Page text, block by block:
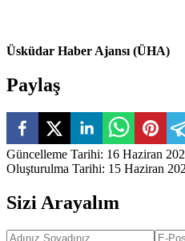
Üsküdar Haber Ajansı (ÜHA)
Paylaş
Güncelleme Tarihi: 16 Haziran
Oluşturulma Tarihi: 15 Haziran
Sizi Arayalım